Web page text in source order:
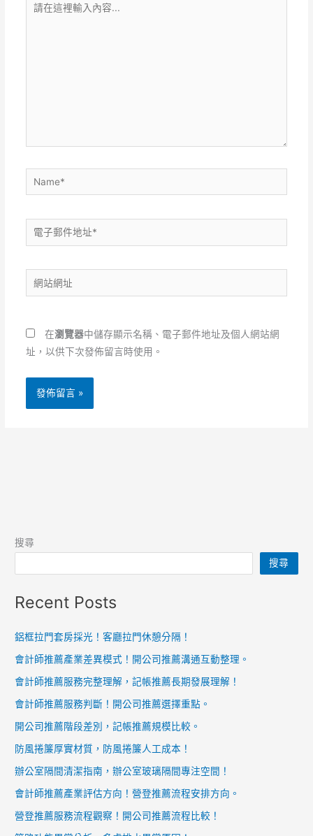
在
Name*
電
子
件
地
*
站
址
在瀏覽器中儲存顯示名稱、電子郵件地址及個人網站網
址，以供下次發佈留言時使用。
搜尋
搜尋
Recent Posts
鋁框拉門套房採光！客廳拉門休憩分隔！
會計師推薦產業差異模式！開公司推薦溝通互動整理。
會計師推薦服務完整理解，記帳推薦長期發展理解！
會計師推薦服務判斷！開公司推薦選擇重點。
開公司推薦階段差別，記帳推薦規模比較。
防風捲簾厚實材質，防風捲簾人工成本！
辦公室隔間清潔指南，辦公室玻璃隔間專注空間！
會計師推薦產業評估方向！營登推薦流程安排方向。
營登推薦服務流程觀察！開公司推薦流程比較！